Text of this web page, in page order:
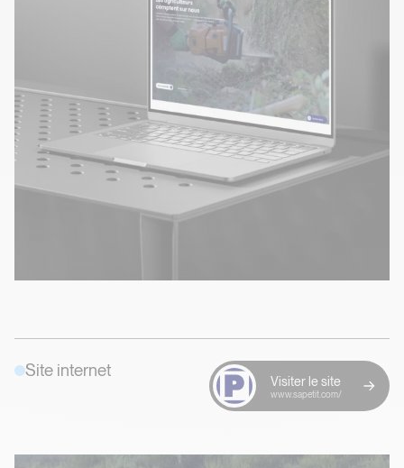
Site internet
Visiter le site
www.sapetit.com/